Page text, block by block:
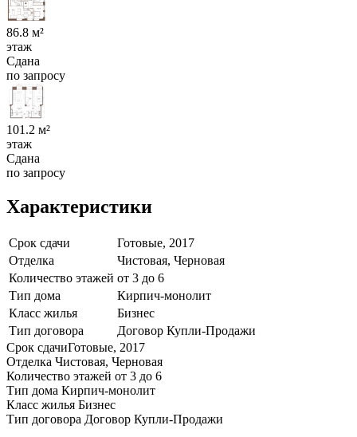
86.8 м²
этаж
Сдана
по запросу
101.2 м²
этаж
Сдана
по запросу
Характеристики
Срок сдачи
Готовые, 2017
Отделка
Чистовая, Черновая
Количество этажей от 3 до 6
Тип дома
Кирпич-монолит
Класс жилья
Бизнес
Тип договора
Договор Купли-Продажи
Срок сдачиГотовые, 2017
Отделка Чистовая, Черновая
Количество этажей от 3 до 6
Тип дома Кирпич-монолит
Класс жилья Бизнес
Тип договора Договор Купли-Продажи